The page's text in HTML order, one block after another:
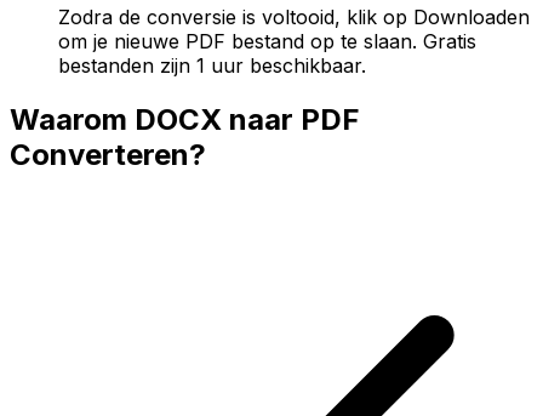
Zodra de conversie is voltooid, klik op Downloaden
om je nieuwe PDF bestand op te slaan. Gratis
bestanden zijn 1 uur beschikbaar.
Waarom DOCX naar PDF
Converteren?